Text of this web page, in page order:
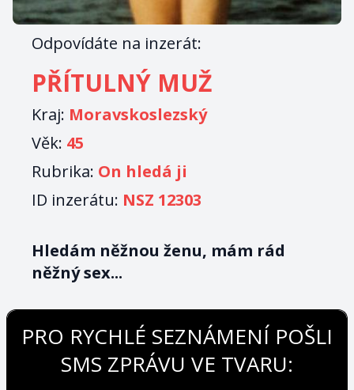
Odpovídáte na inzerát:
PŘÍTULNÝ MUŽ
Kraj: Moravskoslezský
Věk: 45
Rubrika: On hledá ji
ID inzerátu: NSZ 12303
Hledám něžnou ženu, mám rád
něžný sex...
PRO RYCHLÉ SEZNÁMENÍ POŠLI
SMS ZPRÁVU VE TVARU: